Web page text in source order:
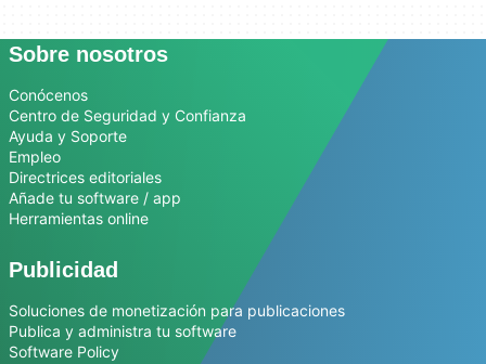
Sobre nosotros
Conócenos
Centro de Seguridad y Confianza
Ayuda y Soporte
Empleo
Directrices editoriales
Añade tu software / app
Herramientas online
Publicidad
Soluciones de monetización para publicaciones
Publica y administra tu software
Software Policy